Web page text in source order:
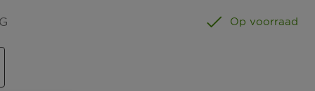
Op voorraad